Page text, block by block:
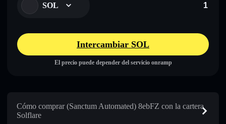
SOL
Intercambiar SOL
El precio puede depender del servicio onramp
Cómo comprar (Sanctum Automated) 8ebFZ con la cartera
Solflare